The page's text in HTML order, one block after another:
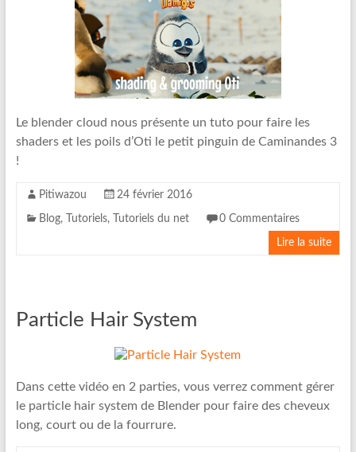
Le blender cloud nous présente un tuto pour faire les
shaders et les poils d’Oti le petit pinguin de Caminandes 3
!
Pitiwazou 24 février 2016
Blog, Tutoriels, Tutoriels du net 0 Commentaires
Lire la suite
Particle Hair System
Dans cette vidéo en 2 parties, vous verrez comment gérer
le particle hair system de Blender pour faire des cheveux
long, court ou de la fourrure.